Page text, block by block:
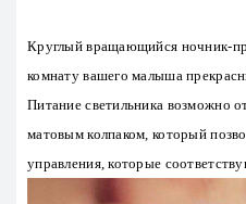
Круглый вращающийся ночник-
комнату вашего малыша
Питание светильника возможно
матовым колпаком, который
управления, которые